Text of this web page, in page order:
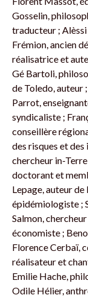
Gosselin,
traducteur ;
Frémion, ancien
réalisatrice et
Gé Bartoli,
de Toledo, auteur
Parrot,
syndicaliste ;
conseillère
des risques et
chercheur in-
doctorant et
Lepage, auteur de
épidémiologiste ;
Salmon,
économiste ;
Florence Cerbaï,
réalisateur et
Emilie Hache,
Odile Hélier,